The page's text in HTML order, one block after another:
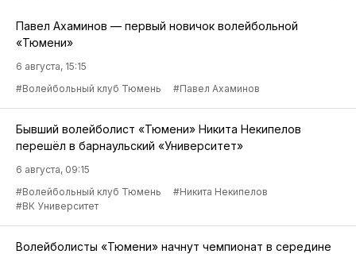
Павел Ахаминов — первый новичок волейбольной
«Тюмени»
6 августа, 15:15
#Волейбольный клуб Тюмень
#Павел Ахаминов
Бывший волейболист «Тюмени» Никита Некипелов
перешёл в барнаульский «Университет»
6 августа, 09:15
#Волейбольный клуб Тюмень
#Никита Некипелов
#ВК Университет
Волейболисты «Тюмени» начнут чемпионат в середине